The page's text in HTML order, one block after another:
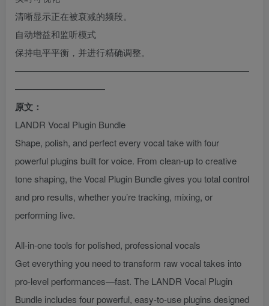
清晰显示正在被衰减的频段。
自动增益和监听模式
保持电平平衡，并进行精确调整。
——————————————————————————
——————————
原文：
LANDR Vocal Plugin Bundle
Shape, polish, and perfect every vocal take with four
powerful plugins built for voice. From clean-up to creative
tone shaping, the Vocal Plugin Bundle gives you total control
and pro results, whether you’re tracking, mixing, or
performing live.
All-in-one tools for polished, professional vocals
Get everything you need to transform raw vocal takes into
pro-level performances—fast. The LANDR Vocal Plugin
Bundle includes four powerful, easy-to-use plugins designed